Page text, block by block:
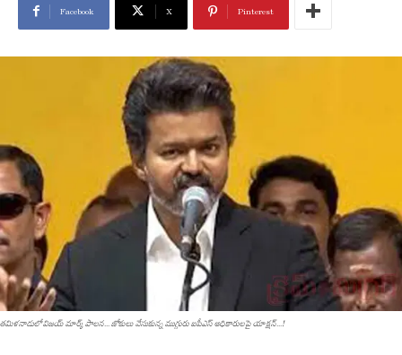
Facebook X Pinterest
త‌మిళనాడులో విజయ్ మార్క్ పాలన... జోకులు వేసుకున్న ముగ్గురు ఐపీఎస్ అధికారులపై యాక్షన్...!